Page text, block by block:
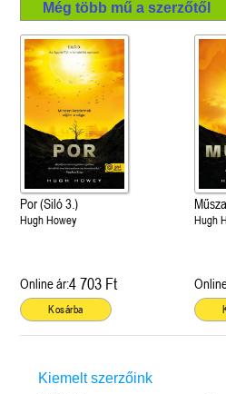
Még több mű a szerzőtől
Por (Siló 3.)
Hugh Howey
Online ár:4 703 Ft
Kosárba
Hugh
Kiemelt szerzőink